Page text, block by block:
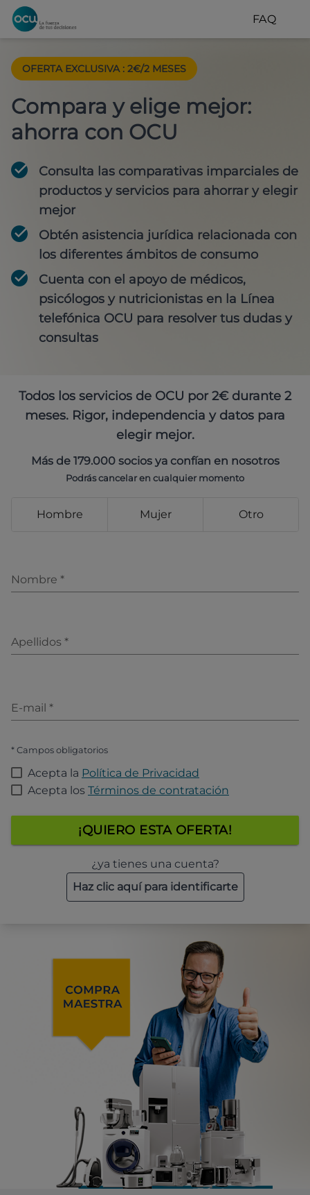
FAQ
OFERTA EXCLUSIVA : 2€/2 MESES
Compara y elige mejor:
ahorra con OCU
Consulta las comparativas imparciales de
productos y servicios para ahorrar y elegir
mejor
Obtén asistencia jurídica relacionada con
los diferentes ámbitos de consumo
Cuenta con el apoyo de médicos,
psicólogos y nutricionistas en la Línea
telefónica OCU para resolver tus dudas y
consultas
Todos los servicios de OCU por 2€ durante 2
meses. Rigor, independencia y datos para
elegir mejor.
Más de 179.000 socios ya confían en nosotros
Podrás cancelar en cualquier momento
Hombre Mujer Otro
Nombre *
Apellidos *
E-mail *
* Campos obligatorios
Acepta la Política de Privacidad
Acepta los Términos de contratación
¡QUIERO ESTA OFERTA!
¿ya tienes una cuenta?
Haz clic aquí para identificarte